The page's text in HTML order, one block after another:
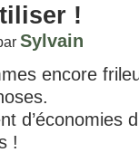
!
Sylvain
encore
d’économies
!